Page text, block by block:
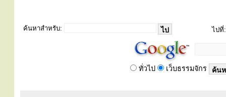
ค้นหาสำหรับ: ไปที่:
ทั่วไป เว็บธรรมจักร